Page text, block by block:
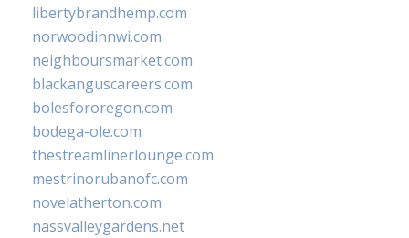
libertybrandhemp.com
norwoodinnwi.com
neighboursmarket.com
blackanguscareers.com
bolesfororegon.com
bodega-ole.com
thestreamlinerlounge.com
mestrinorubanofc.com
novelatherton.com
nassvalleygardens.net